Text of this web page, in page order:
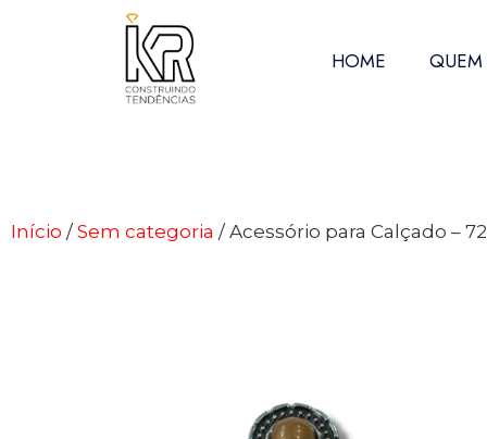
HOME
Início / Sem categoria / Acessório para Calçado –